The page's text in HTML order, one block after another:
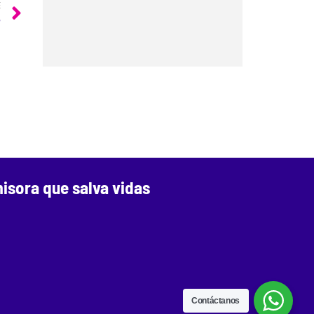
que salva vidas
Contáctanos